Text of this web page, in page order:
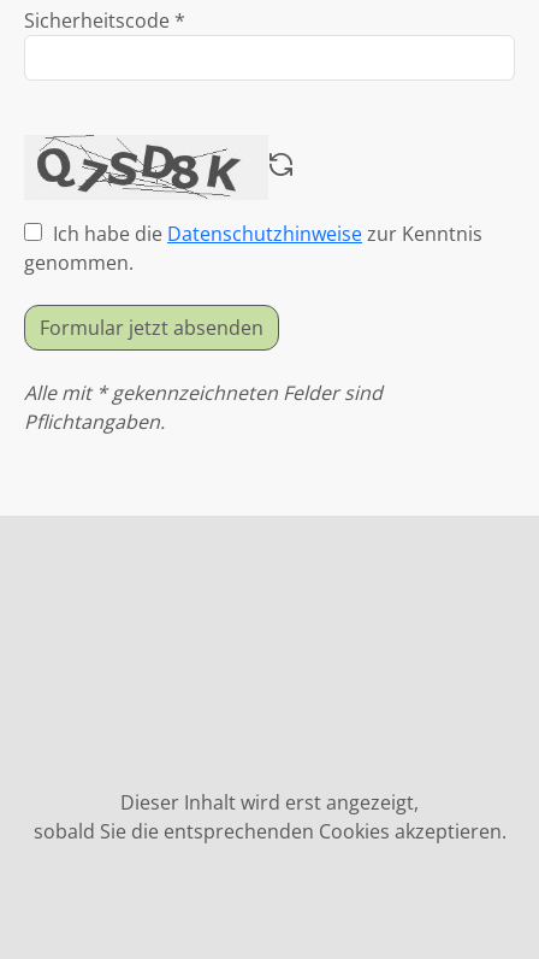
Sicherheitscode *
Ich habe die Datenschutzhinweisezur Kenntnis
genommen.
Formular jetzt absenden
Alle mit * gekennzeichneten Felder sind
Pflichtangaben.
Dieser Inhalt wird erst angezeigt,
sobald Sie die entsprechenden Cookies akzeptieren.